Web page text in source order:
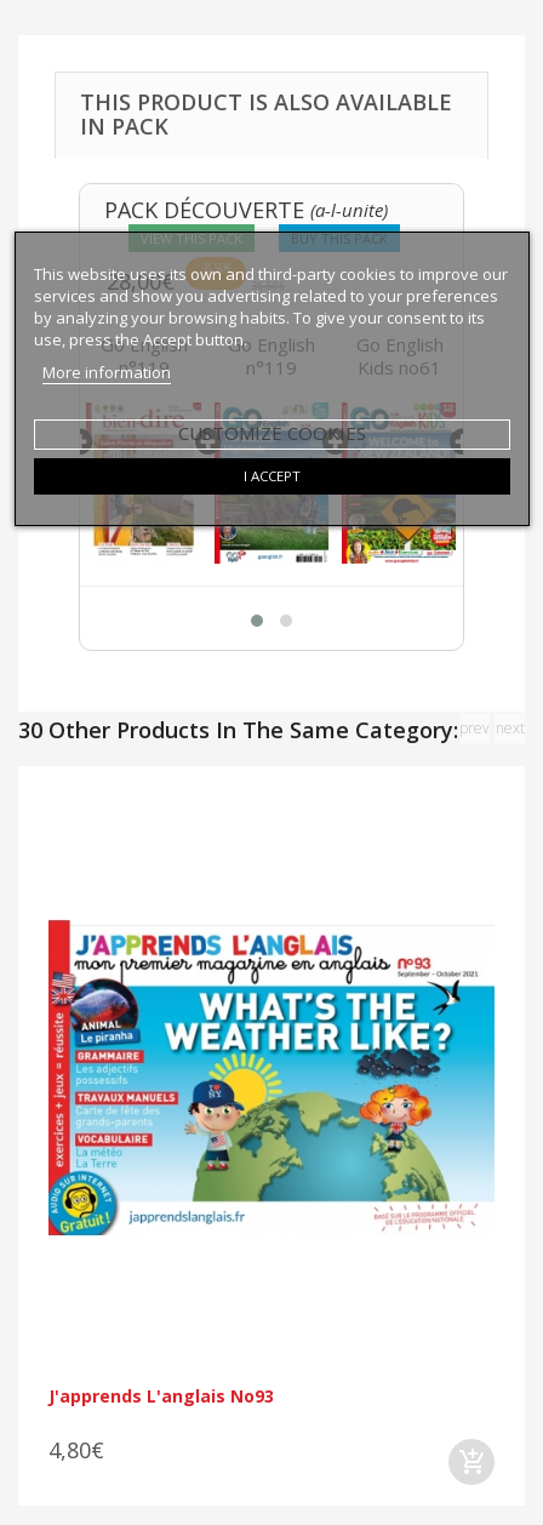
THIS PRODUCT IS ALSO AVAILABLE
IN PACK
PACK DÉCOUVERTE (a-l-unite)
VIEW THIS PACK BUY THIS PACK
28,00€ -8,50€
Go English
n°119
Go English
n°119
Go English
Kids no61
30 Other Products In The Same Category:
J'apprends L'anglais No93
4,80€
prev next
This website uses its own and third-party cookies to improve our
services and show you advertising related to your preferences
by analyzing your browsing habits. To give your consent to its
use, press the Accept button.
More information
CUSTOMIZE COOKIES
I ACCEPT